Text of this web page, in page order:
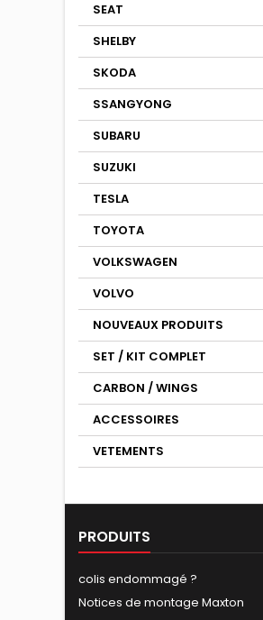
SEAT
SHELBY
SKODA
SSANGYONG
SUBARU
SUZUKI
TESLA
TOYOTA
VOLKSWAGEN
VOLVO
NOUVEAUX PRODUITS
SET / KIT COMPLET
CARBON / WINGS
ACCESSOIRES
VETEMENTS
PRODUITS
colis endommagé ?
Notices de montage Maxton